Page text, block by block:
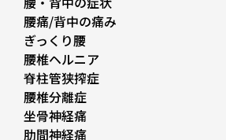
腰痛/背中の痛み
ぎっくり腰
腰椎ヘルニア
脊柱管狭搾症
腰椎分離症
坐骨神経痛
肋間神経痛